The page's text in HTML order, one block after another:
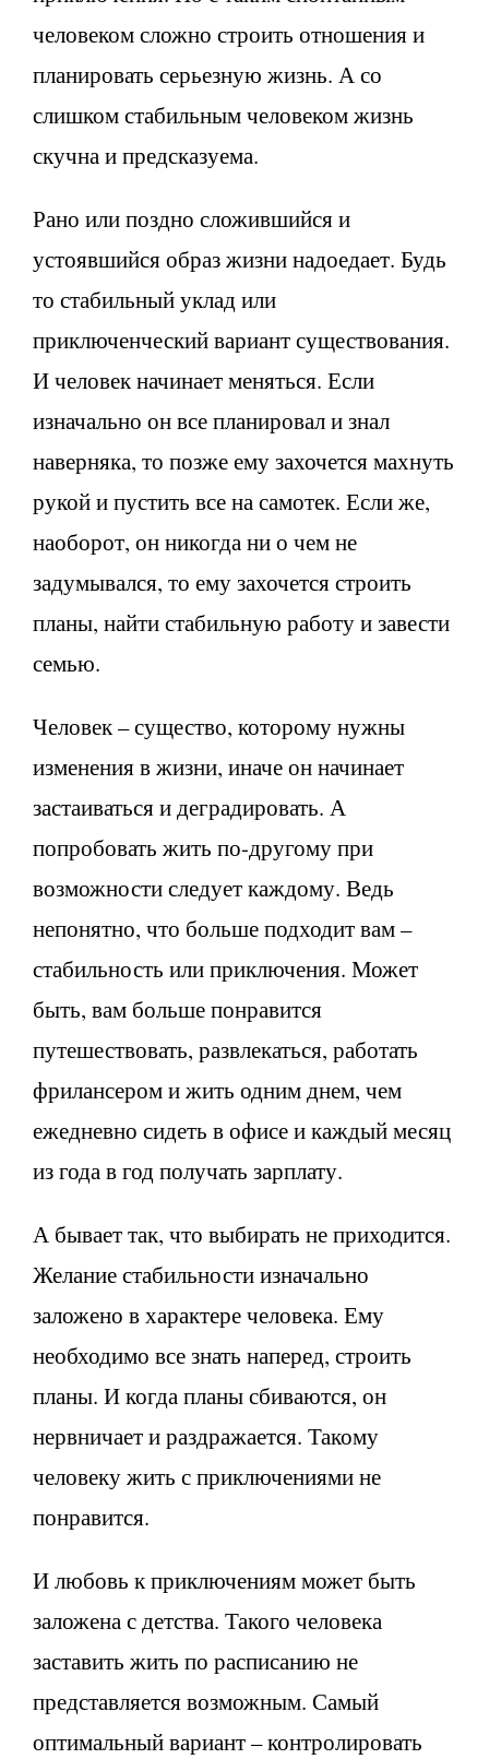
человеком сложно строить отношения и
планировать серьезную жизнь. А со
слишком стабильным человеком жизнь
скучна и предсказуема.
Рано или поздно сложившийся и
устоявшийся образ жизни надоедает. Будь
то стабильный уклад или
приключенческий вариант существования.
И человек начинает меняться. Если
изначально он все планировал и знал
наверняка, то позже ему захочется махнуть
рукой и пустить все на самотек. Если же,
наоборот, он никогда ни о чем не
задумывался, то ему захочется строить
планы, найти стабильную работу и завести
семью.
Человек – существо, которому нужны
изменения в жизни, иначе он начинает
застаиваться и деградировать. А
попробовать жить по-другому при
возможности следует каждому. Ведь
непонятно, что больше подходит вам –
стабильность или приключения. Может
быть, вам больше понравится
путешествовать, развлекаться, работать
фрилансером и жить одним днем, чем
ежедневно сидеть в офисе и каждый месяц
из года в год получать зарплату.
А бывает так, что выбирать не приходится.
Желание стабильности изначально
заложено в характере человека. Ему
необходимо все знать наперед, строить
планы. И когда планы сбиваются, он
нервничает и раздражается. Такому
человеку жить с приключениями не
понравится.
И любовь к приключениям может быть
заложена с детства. Такого человека
заставить жить по расписанию не
представляется возможным. Самый
оптимальный вариант – контролировать